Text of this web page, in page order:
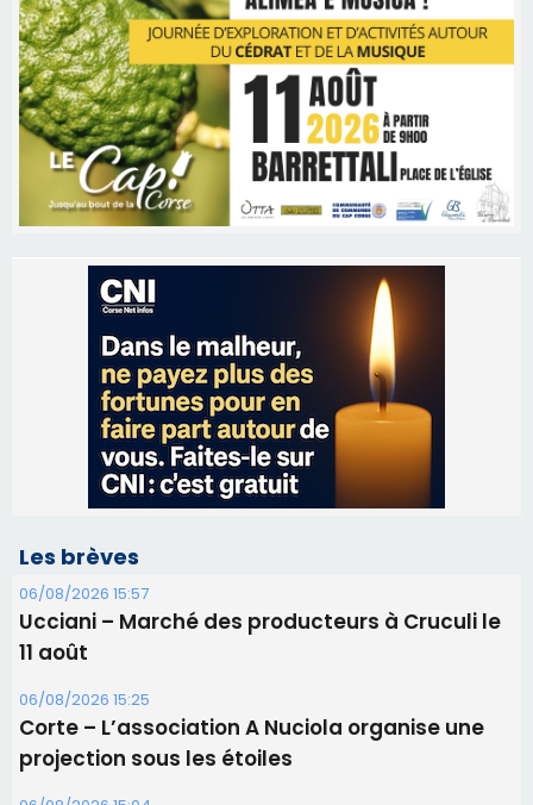
Les brèves
06/08/2026 15:57
Ucciani – Marché des producteurs à Cruculi le
11 août
06/08/2026 15:25
Corte – L’association A Nuciola organise une
projection sous les étoiles